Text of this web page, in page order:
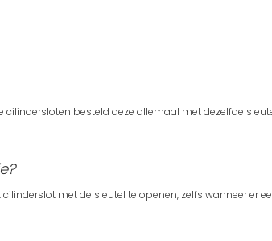
besteld deze allemaal met dezelfde
met de sleutel te openen, zelfs wanneer er